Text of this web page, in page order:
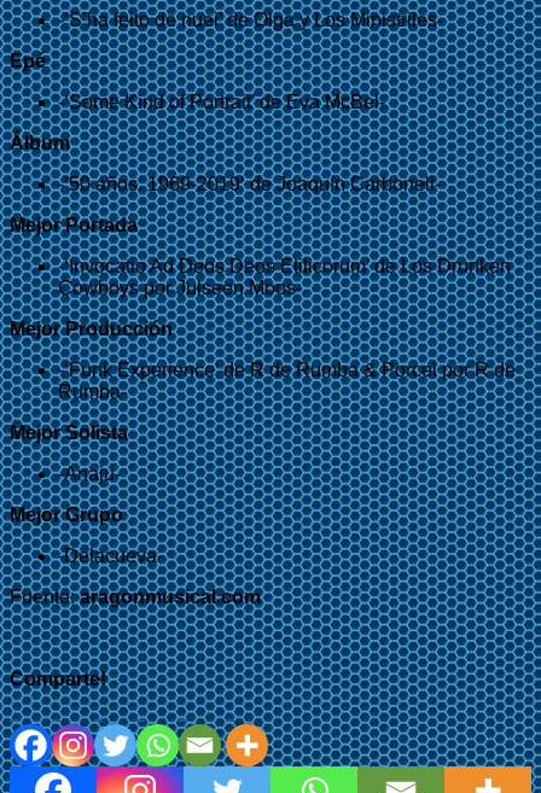
-‘S’ha feito de nuei’ de Olga y Los Ministriles-
Epé
-‘Some Kind of Portrait’ de Eva McBel-
Álbum
-‘50 años. 1969-2019‘ de Joaquín Carbonell-
Mejor Portada
-‘Invocatio Ad Deos Deos Etilicorum’ de Los Drunken
Cowboys por Julseen Moos-
Mejor Producción
-‘Funk Experience’ de R de Rumba & Porcel por R de
Rumba-
Mejor Solista
-Anaju-
Mejor Grupo
-Delacueva-
Fuente:aragonmusical.com
Comparte!